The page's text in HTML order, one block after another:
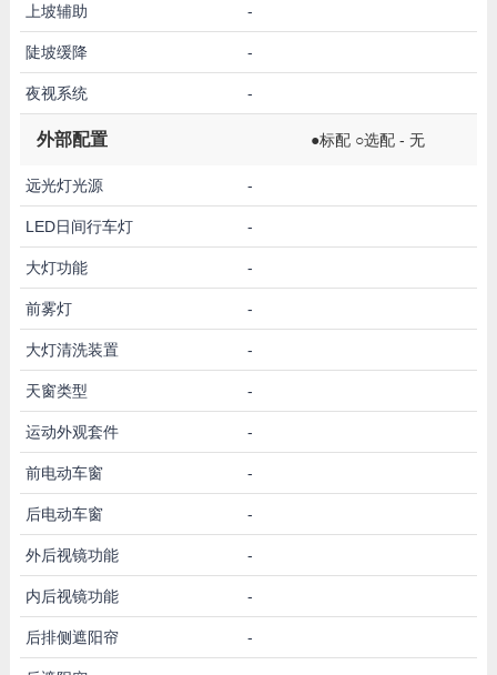
上坡辅助 -
陡坡缓降 -
夜视系统 -
外部配置 ●标配 ○选配 - 无
远光灯光源 -
LED日间行车灯 -
大灯功能 -
前雾灯 -
大灯清洗装置 -
天窗类型 -
运动外观套件 -
前电动车窗 -
后电动车窗 -
外后视镜功能 -
内后视镜功能 -
后排侧遮阳帘 -